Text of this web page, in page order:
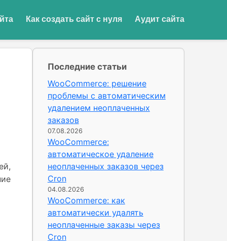
Как создать сайт с нуля Аудит сайта
Последние статьи
WooCommerce: решение
проблемы с автоматическим
удалением неоплаченных
заказов
07.08.2026
WooCommerce:
автоматическое удаление
неоплаченных заказов через
Cron
04.08.2026
WooCommerce: как
автоматически удалять
неоплаченные заказы через
Cron